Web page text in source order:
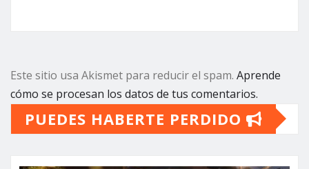
Este sitio usa Akismet para reducir el spam. Aprende
cómo se procesan los datos de tus comentarios.
PUEDES HABERTE PERDIDO